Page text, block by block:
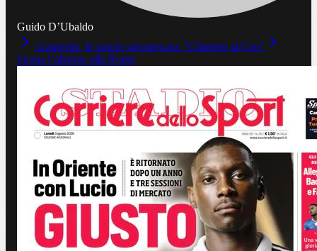
Guido D’Ubaldo
Gasperini, le parole sul mercato: "Chiedete al Ceo"
Suona l’allarme alla Roma